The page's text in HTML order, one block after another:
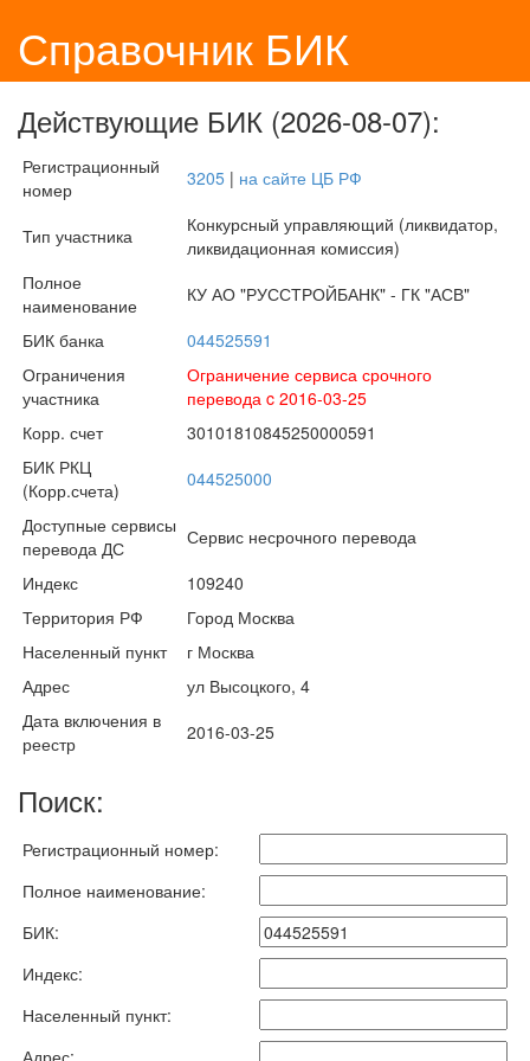
Справочник БИК
Действующие БИК (2026-08-07):
Регистрационный
номер
3205 | на сайте ЦБ РФ
Тип участника
Конкурсный управляющий (ликвидатор,
ликвидационная комиссия)
Полное
наименование
КУ АО "РУССТРОЙБАНК" - ГК "АСВ"
БИК банка
044525591
Ограничения
участника
Ограничение сервиса срочного
перевода c 2016-03-25
Корр. счет
30101810845250000591
БИК РКЦ
(Корр.счета)
044525000
Доступные сервисы
перевода ДС
Сервис несрочного перевода
Индекс
109240
Территория РФ
Город Москва
Населенный пункт
г Москва
Адрес
ул Высоцкого, 4
Дата включения в
реестр
2016-03-25
Поиск:
Регистрационный номер:
Полное наименование:
БИК:
Индекс:
Населенный пункт:
Адрес: